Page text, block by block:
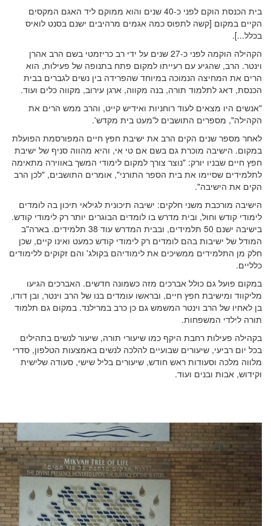
בית הכנסת הוקם לפני כ-40 שנים והוא ממוקם ליד האגם המקסים
הקיים במקום [קשה לתפוס כמה אגמים מרהיבים ישנם בסנט לואיס
בכלל...].
הקהילה הוקמה לפני כ-27 שנים על ידי רב כריזמטי בשם הרב אהרן
וינטר. הרב, שהגיע עם רעייתו למקום פתח בתנופה של פעילות, הוא
הרים את המחיצה הנמוכה במיוחד שהפרידה בין נשים לגברים בבית
הכנסת, דאג לתלמוד תורה, בנה מקווה, ארגן עירוב, מקווה כלים ועוד.
"אנשים היו מצאים לעוד רוחניות ואידיש קייט, והרב ממש הרים את
הקהילה", מספרים התושבים ל'מעט בית מקדש'.
לאחר מספר שנים הקים הרב את ישיבת חפץ חיים המפורסמת הפועלת
במקום. הישיבה מוכרת גם בשם אם טי אי, והיא מהווה סניף של ישיבת
חפץ חיים שבניו יורק: "נוצר צורך למקום לימודי המשך באווירה מתאימה
לתלמידים שסיימו את בית הספר התורני", אומרים התושבים, "לכן הרב
הקים את הישיבה".
הישיבה מורכבת משני חלקים: ישיבה תיכונית לגילאי תיכון בה לומדים
לימודי קודש וחול, ובית מדרש בו לומדים הבוגרים יותר רק לימודי קודש.
בישיבה ישנם 50 תלמידים, ובבית המדרש עוד 38 תלמידים. בארה"ב
המודל של ישיבות בהם לומדים רק לימודי קודש כמעט ואינו קיים, שכן
חלק מן התלמידים ממשיכים את לימודיהם בקולג' והם זקוקים ללימודים
כלליים.
במקום פועל גם כולל אברכים מזה כשמונה חדשים. האברכים הגיעו
מליקווד ומישיבת חפץ חיים, ובראשו עומדים בנו של הרב וינטר, ובן דודו,
בן לאחיו של הרב וינטר המשמש גם כן כרב במרילנד. במקום גם תלמוד
תורה לילדי המשפחות.
בקהילה פעילות רחבת היקף כמו שיעורי תורה, שיעור לנשים בתהילים
בכל יום רביעי, שיעורים שבועיים להלכה לנשים באמצעות הטלפון, סדרי
מלווה מלכה וסעודות ראש חודש, שיעורים בליל שישי, סעודה שלישית
וקידוש, אבות ובנים ועוד.